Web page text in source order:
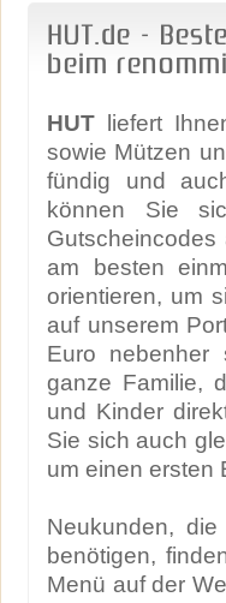
HUT.de -
beim
HUT liefert
sowie Mützen
fündig und
können Sie
am besten
orientieren, um
auf unserem
Euro nebenher
ganze Familie,
und Kinder
Sie sich auch
um einen ersten
Neukunden,
benötigen,
Menü auf der